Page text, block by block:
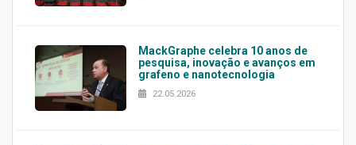
MackGraphe celebra 10 anos de
pesquisa, inovação e avanços em
grafeno e nanotecnologia
22.05.2026